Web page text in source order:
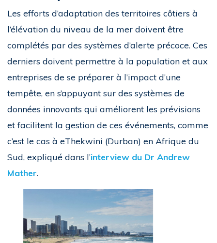
Les efforts d’adaptation des territoires côtiers à
l’élévation du niveau de la mer doivent être
complétés par des systèmes d’alerte précoce. Ces
derniers doivent permettre à la population et aux
entreprises de se préparer à l’impact d’une
tempête, en s’appuyant sur des systèmes de
données innovants qui améliorent les prévisions
et facilitent la gestion de ces événements, comme
c’est le cas à eThekwini (Durban) en Afrique du
Sud, expliqué dans l’interview du Dr Andrew
Mather.